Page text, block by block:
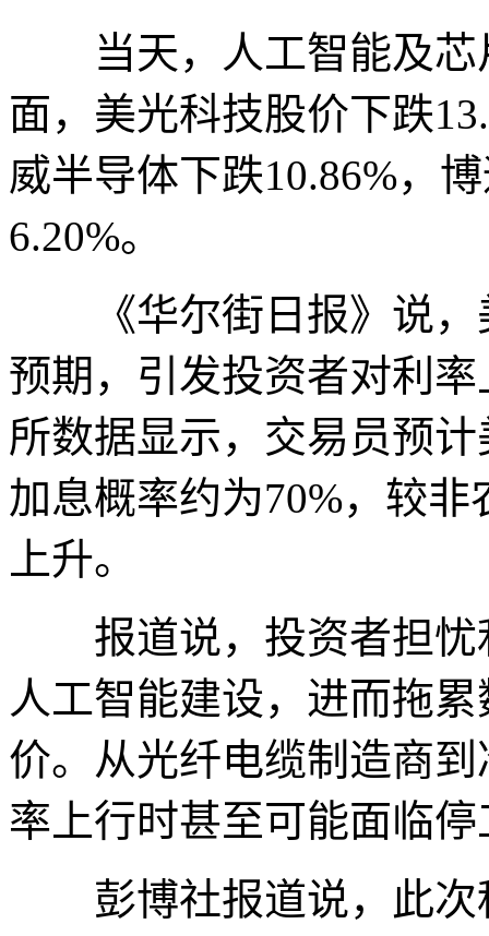
当天，人工智能及芯
面，美光科技股价下跌
威半导体下跌10.86%，
6.20%。
《华尔街日报》说，
预期，引发投资者对利
所数据显示，交易员预
加息概率约为70%，较
上升。
报道说，投资者担忧
人工智能建设，进而拖
价。从光纤电缆制造商
率上行时甚至可能面临
彭博社报道说，此次